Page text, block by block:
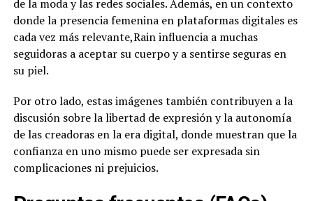
de la moda y las redes sociales. Además, en un contexto
donde la presencia femenina en plataformas digitales es
cada vez más relevante,Rain influencia a muchas
seguidoras a aceptar su cuerpo y a sentirse seguras en
su piel.
Por otro lado, estas imágenes también contribuyen a la
discusión sobre la libertad de expresión y la autonomía
de las creadoras en la era digital, donde muestran que la
confianza en uno mismo puede ser expresada sin
complicaciones ni prejuicios.